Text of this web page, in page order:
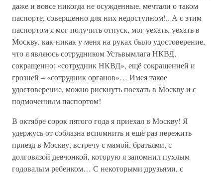
даже и вовсе никогда не осужденные, мечтали о таком
паспорте, совершенно для них недоступном!.. А с этим
паспортом я мог получить отпуск, мог уехать, уехать в
Москву, как-никак у меня на руках было удостоверение,
что я являюсь сотрудником Устьвымлага НКВД,
сокращенно: «сотрудник НКВД», ещё сокращенней и
грозней – «сотрудник органов»… Имея такое
удостоверение, можно рискнуть поехать в Москву и с
подмоченным паспортом!
В октябре сорок пятого года я приехал в Москву! Я
удержусь от соблазна вспомнить и ещё раз пережить
приезд в Москву, встречу с мамой, братьями, с
долговязой девчонкой, которую я запомнил пухлым
годовалым ребенком… С некоторыми друзьями, с